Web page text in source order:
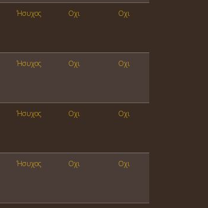
Ήσυχος Οχι Οχι
Ήσυχος Οχι Οχι
Ήσυχος Οχι Οχι
Ήσυχος Οχι Οχι